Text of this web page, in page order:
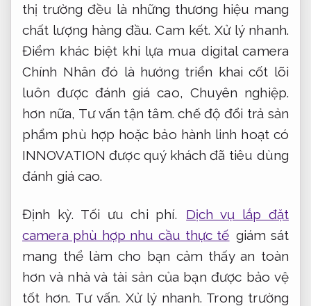
thị trường đều là những thương hiệu mang
chất lượng hàng đầu.Cam kết. Xử lý nhanh.
Điểm khác biệt khi lựa mua digital camera
Chính Nhân đó là hướng triển khai cốt lõi
luôn được đánh giá cao, Chuyên nghiệp.
hơn nữa, Tư vấn tận tâm. chế độ đổi trả sản
phẩm phù hợp hoặc bảo hành linh hoạt có
INNOVATION được quý khách đã tiêu dùng
đánh giá cao.
Định kỳ. Tối ưu chi phí.
Dịch vụ lắp đặt
camera phù hợp nhu cầu thực tế giám sát
mang thể làm cho bạn cảm thấy an toàn
hơn và nhà và tài sản của bạn được bảo vệ
tốt hơn. Tư vấn. Xử lý nhanh. Trong trường